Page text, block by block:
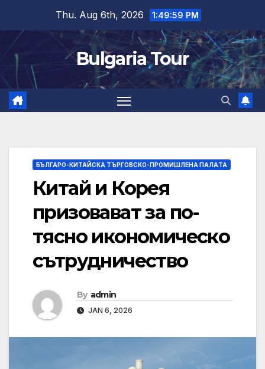
content
Thu. Aug 6th, 2026 1:50:00 PM
Bulgaria Tour
БЪЛГАРО-КИТАЙСКА ТЪРГОВСКО-ПРОМИШЛЕНА ПАЛAТА
Китай и Корея
призовават за по-
тясно икономическо
сътрудничество
By admin
JAN 6, 2026